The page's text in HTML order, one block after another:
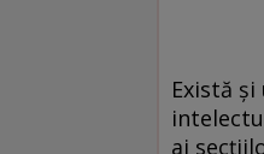
Există
ai